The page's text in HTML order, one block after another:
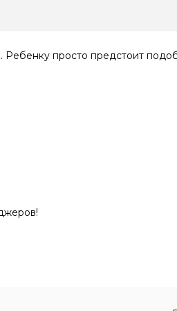
просто предстоит